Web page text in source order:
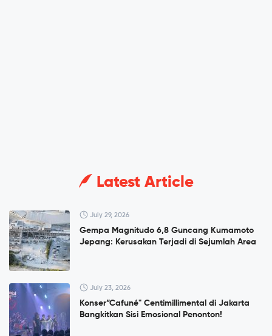
Latest Article
July 29, 2026
Gempa Magnitudo 6,8 Guncang Kumamoto
Jepang: Kerusakan Terjadi di Sejumlah Area
July 23, 2026
Konser”Cafuné" Centimillimental di Jakarta
Bangkitkan Sisi Emosional Penonton!